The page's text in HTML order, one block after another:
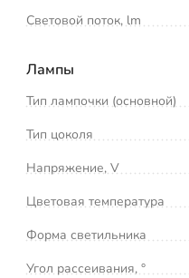
Световой поток, lm
Лампы
Тип лампочки (основной)
Тип цоколя
Напряжение, V
Цветовая температура
Форма светильника
Угол рассеивания, °